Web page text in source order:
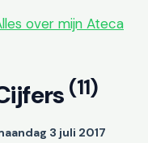
over mijn Ateca
(11)
3 juli 2017